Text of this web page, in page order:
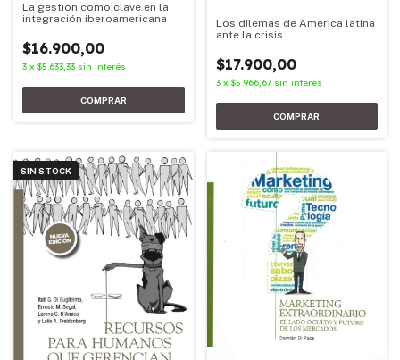
La gestión como clave en la
integración iberoamericana
$16.900,00
3 x $5.633,33 sin interés
Los dilemas de América latina
ante la crisis
$17.900,00
3 x $5.966,67 sin interés
SIN STOCK